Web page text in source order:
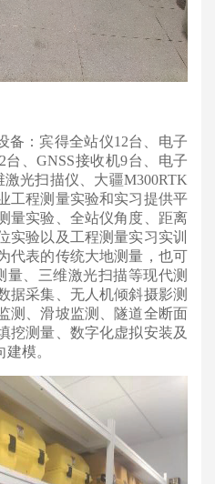
：宾得全站仪12台、电子
、GNSS接收机9台、电子
光扫描仪、大疆M300RTK
工程测量实验和实习提供平
量实验、全站仪角度、距离
实验以及工程测量实习实训
代表的传统大地测量，也可
量、三维激光扫描等现代测
据采集、无人机倾斜摄影测
测、滑坡监测、隧道全断面
挖测量、数字化虚拟安装及
模。